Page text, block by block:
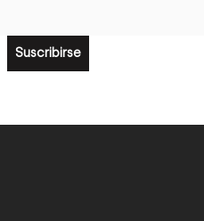
Suscribirse